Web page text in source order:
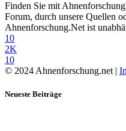
Finden Sie mit
Forum, durch unsere Quellen
Ahnenforschung.Net ist
10
2K
10
© 2024 Ahnenforschung.net |
Neueste Beiträge